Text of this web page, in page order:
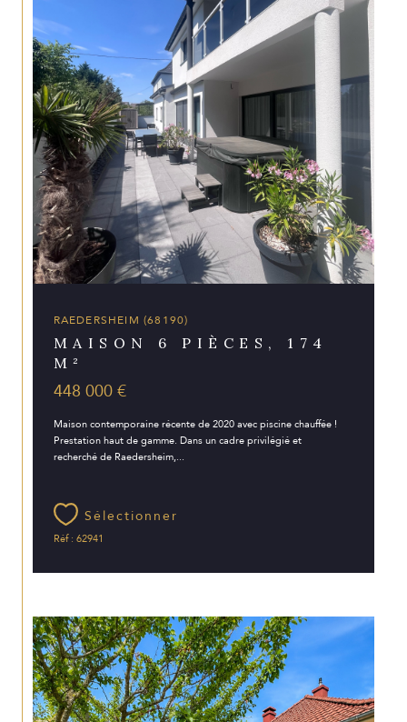
RAEDERSHEIM (68190)
MAISON 6 PIÈCES, 174
M²
448 000 €
Maison contemporaine récente de 2020 avec piscine chauffée !
Prestation haut de gamme. Dans un cadre privilégié et
recherché de Raedersheim,...
Sélectionner
Réf : 62941